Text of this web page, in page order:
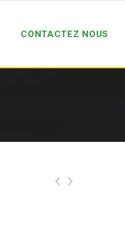
CONTACTEZ NOUS